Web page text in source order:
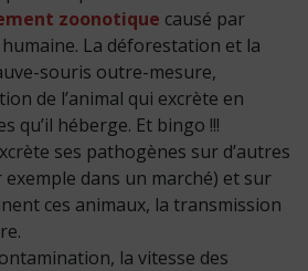
zoonotique causé par
humaine. La déforestation et la
souris outre-mesure,
de l’animal qui excrète en
qu’il héberge. Et bingo !!!
ses pathogènes sur d’autres
dans un marché) et sur
ces animaux, la transmission
la vitesse des